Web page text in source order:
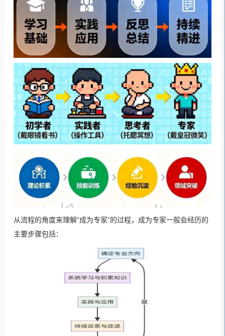
从流程的角度来理解“成为专家”的过程，成为专家一般会经历的
主要步骤包括：